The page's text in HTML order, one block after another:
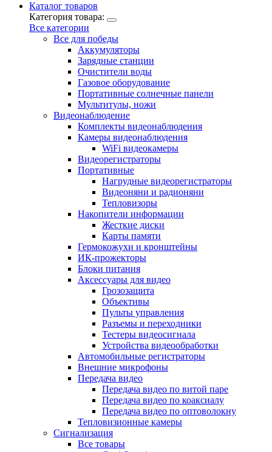
Каталог товаров
Категория товара:
Все категории
Все для победы
Аккумуляторы
Зарядные станции
Очистители воды
Газовое оборудование
Портативные солнечные панели
Мультитулы, ножи
Видеонаблюдение
Комплекты видеонаблюдения
Камеры видеонаблюдения
WiFi видеокамеры
Видеорегистраторы
Портативные
Нагрудные видеорегистраторы
Видеоняни и радионяни
Тепловизоры
Накопители информации
Жесткие диски
Карты памяти
Гермокожухи и кронштейны
ИК-прожекторы
Блоки питания
Аксессуары для видео
Грозозащита
Объективы
Пульты управления
Разъемы и переходники
Тестеры видеосигнала
Устройства видеообработки
Автомобильные регистраторы
Внешние микрофоны
Передача видео
Передача видео по витой паре
Передача видео по коаксиалу
Передача видео по оптоволокну
Тепловизионные камеры
Сигнализация
Все товары